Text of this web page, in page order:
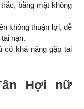
bằng mặt không
không thuận lợi, dễ
nạn.
có khả năng gặp tai
Hợi nữ